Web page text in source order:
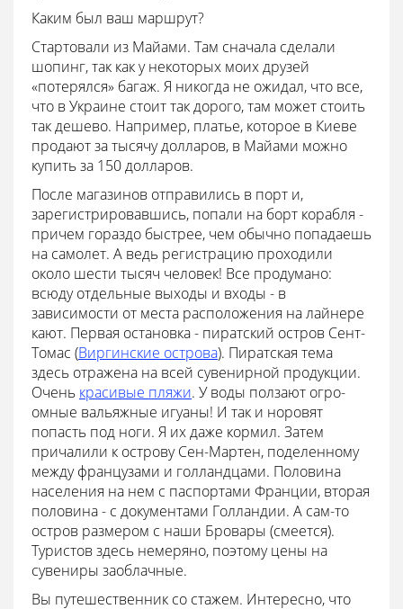
Каким был ваш маршрут?
Стартовали из Майами. Там сначала сделали
шопинг, так как у некоторых моих друзей
«потерялся» багаж. Я никогда не ожидал, что все,
что в Украине стоит так дорого, там может стоить
так дешево. Например, платье, которое в Киеве
продают за тысячу долларов, в Майами можно
купить за 150 долларов.
После магазинов отправились в порт и,
зарегистрировавшись, попали на борт корабля -
причем гораздо быстрее, чем обычно попадаешь
на самолет. А ведь регистрацию проходили
около шести тысяч человек! Все продумано:
всюду отдельные выходы и входы - в
зависимости от места расположения на лайнере
кают. Первая остановка - пиратский остров Сент-
Томас (Виргинские острова). Пиратская тема
здесь отражена на всей сувенирной продукции.
Очень красивые пляжи. У воды ползают огро-
омные вальяжные игуаны! И так и норовят
попасть под ноги. Я их даже кормил. Затем
причалили к острову Сен-Мартен, поделенному
между французами и голландцами. Половина
населения на нем с паспортами Франции, вторая
половина - с документами Голландии. А сам-то
остров размером с наши Бровары (смеется).
Туристов здесь немеряно, поэтому цены на
сувениры заоблачные.
Вы путешественник со стажем. Интересно, что